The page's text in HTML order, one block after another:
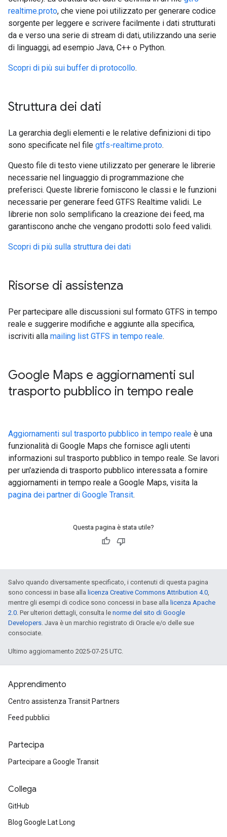
realtime.proto, che viene poi utilizzato per generare codice
sorgente per leggere e scrivere facilmente i dati strutturati
da e verso una serie di stream di dati, utilizzando una serie
di linguaggi, ad esempio Java, C++ o Python.
Scopri di più sui buffer di protocollo.
Struttura dei dati
La gerarchia degli elementi e le relative definizioni di tipo
sono specificate nel file gtfs-realtime.proto.
Questo file di testo viene utilizzato per generare le librerie
necessarie nel linguaggio di programmazione che
preferisci. Queste librerie forniscono le classi e le funzioni
necessarie per generare feed GTFS Realtime validi. Le
librerie non solo semplificano la creazione dei feed, ma
garantiscono anche che vengano prodotti solo feed validi.
Scopri di più sulla struttura dei dati
Risorse di assistenza
Per partecipare alle discussioni sul formato GTFS in tempo
reale e suggerire modifiche e aggiunte alla specifica,
iscriviti alla mailing list GTFS in tempo reale.
Google Maps e aggiornamenti sul
trasporto pubblico in tempo reale
Aggiornamenti sul trasporto pubblico in tempo reale è una
funzionalità di Google Maps che fornisce agli utenti
informazioni sul trasporto pubblico in tempo reale. Se lavori
per un'azienda di trasporto pubblico interessata a fornire
aggiornamenti in tempo reale a Google Maps, visita la
pagina dei partner di Google Transit.
Questa pagina è stata utile?
Salvo quando diversamente specificato, i contenuti di questa pagina
sono concessi in base alla licenza Creative Commons Attribution 4.0,
mentre gli esempi di codice sono concessi in base alla licenza Apache
2.0. Per ulteriori dettagli, consulta le norme del sito di Google
Developers. Java è un marchio registrato di Oracle e/o delle sue
consociate.
Ultimo aggiornamento 2025-07-25 UTC.
Apprendimento
Centro assistenza Transit Partners
Feed pubblici
Partecipa
Partecipare a Google Transit
Collega
GitHub
Blog Google Lat Long